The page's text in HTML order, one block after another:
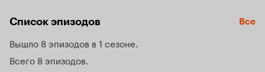
мотивацией творить добро.
Список эпизодов Все
Вышло 8 эпизодов в 1 сезоне
Всего 8 эпизодов